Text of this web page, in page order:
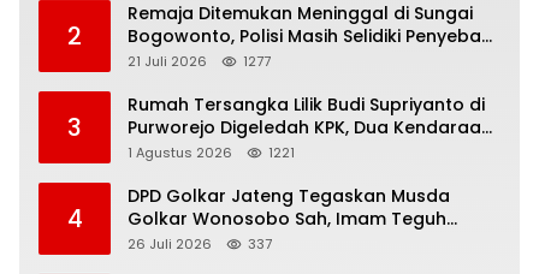
2
Remaja Ditemukan Meninggal di Sungai
Bogowonto, Polisi Masih Selidiki Penyebab
Kematian
21 Juli 2026 1277
3
Rumah Tersangka Lilik Budi Supriyanto di
Purworejo Digeledah KPK, Dua Kendaraan
Diamankan
1 Agustus 2026 1221
4
DPD Golkar Jateng Tegaskan Musda
Golkar Wonosobo Sah, Imam Teguh
Purnomo Terpilih Secara Aklamasi
26 Juli 2026 337